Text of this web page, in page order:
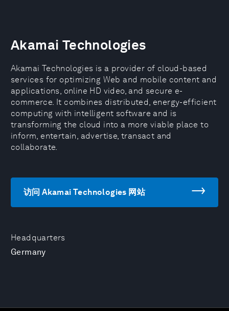
Headquarters
Germany
Akamai Technologies
Akamai Technologies is a provider of cloud-based
services for optimizing Web and mobile content and
applications, online HD video, and secure e-
commerce. It combines distributed, energy-efficient
computing with intelligent software and is
transforming the cloud into a more viable place to
inform, entertain, advertise, transact and
collaborate.
访问 Akamai Technologies 网站